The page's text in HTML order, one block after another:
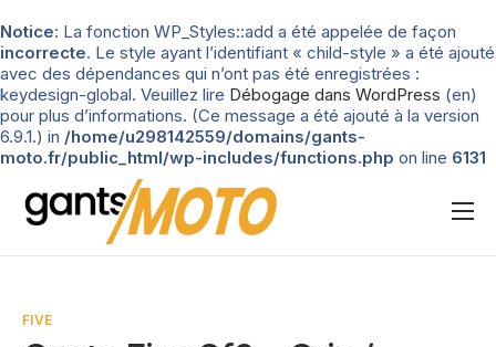
Notice: La fonction WP_Styles::add a été appelée de façon
incorrecte. Le style ayant l’identifiant « child-style » a été ajouté
avec des dépendances qui n’ont pas été enregistrées :
keydesign-global. Veuillez lire Débogage dans WordPress (en)
pour plus d’informations. (Ce message a été ajouté à la version
6.9.1.) in /home/u298142559/domains/gants-
moto.fr/public_html/wp-includes/functions.php on line 6131
Nos tests
Types de gants
FIVE